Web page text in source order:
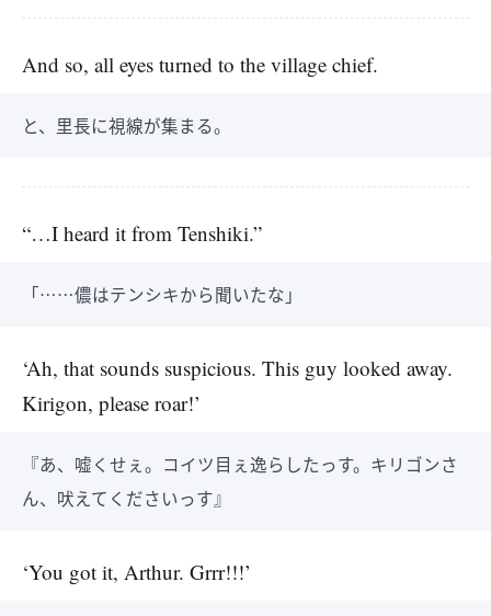
And so, all eyes turned to the village chief.
と、里長に視線が集まる。
“…I heard it from Tenshiki.”
「……儂はテンシキから聞いたな」
‘Ah, that sounds suspicious. This guy looked away.
Kirigon, please roar!’
『あ、嘘くせぇ。コイツ目ぇ逸らしたっす。キリゴンさ
ん、吠えてくださいっす』
‘You got it, Arthur. Grrr!!!’